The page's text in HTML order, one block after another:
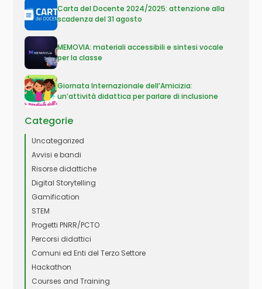
Carta del Docente 2024/2025: attenzione alla
scadenza del 31 agosto
MEMOVIA: materiali accessibili e sintesi vocale
per la classe
Giornata Internazionale dell’Amicizia:
un’attività didattica per parlare di inclusione
Categorie
Uncategorized
Avvisi e bandi
Risorse didattiche
Digital Storytelling
Gamification
STEM
Progetti PNRR/PCTO
Percorsi didattici
Comuni ed Enti del Terzo Settore
Hackathon
Courses and Training